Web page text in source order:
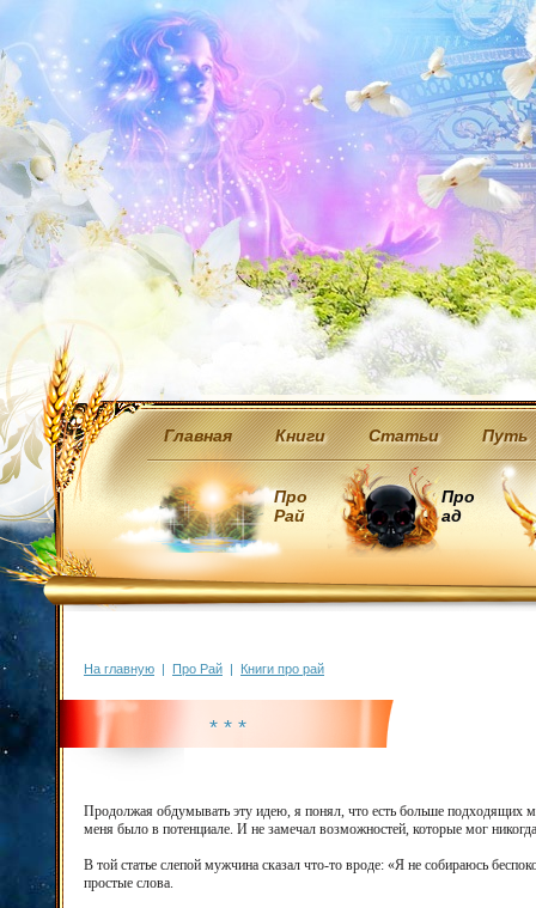
Главная Книги Статьи Путь
Про
Рай
Про
ад
На главную | Про Рай | Книги про рай
* * *
Продолжая обдумывать эту идею, я понял, что есть больше подходящих
меня было в потенциале. И не замечал возможностей, которые мог
В той статье слепой мужчина сказал что-то вроде: «Я не собираюсь
простые слова.